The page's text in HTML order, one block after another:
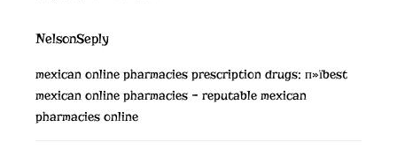
NelsonSeply
mexican online pharmacies prescription drugs: п»їbest
mexican online pharmacies – reputable mexican
pharmacies online